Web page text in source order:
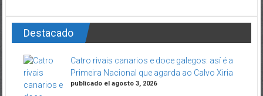
Destacado
Primeira Nacional que agarda ao Calvo Xiria
publicado el agosto 3, 2026